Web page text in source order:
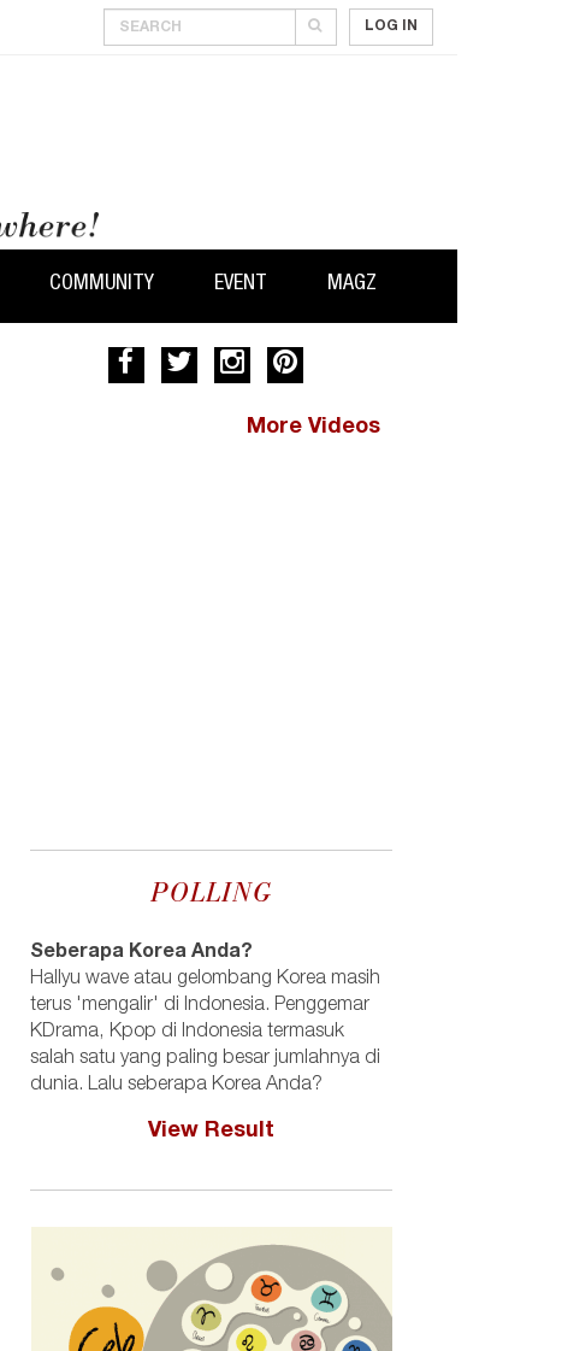
LOG IN
COMMUNITY EVENT MAGZ
More Videos
POLLING
Seberapa Korea Anda?
Hallyu wave atau gelombang Korea masih
terus 'mengalir' di Indonesia. Penggemar
KDrama, Kpop di Indonesia termasuk
salah satu yang paling besar jumlahnya di
dunia. Lalu seberapa Korea Anda?
View Result